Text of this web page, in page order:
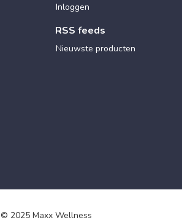
Inloggen
RSS feeds
Nieuwste producten
© 2025 Maxx Wellness